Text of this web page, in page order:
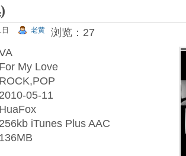
老黄
浏览：27
My Love
05-11
iTunes Plus AAC